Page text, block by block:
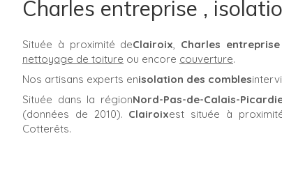
Charles entreprise ,
Située à proximité deClairoix, Charles entreprise
nettoyage de toiture ou encore couverture.
Nos artisans experts enisolation des combles
Située dans la régionNord-Pas-de-Calais-
(données de 2010). Clairoixest située à
Cotterêts.